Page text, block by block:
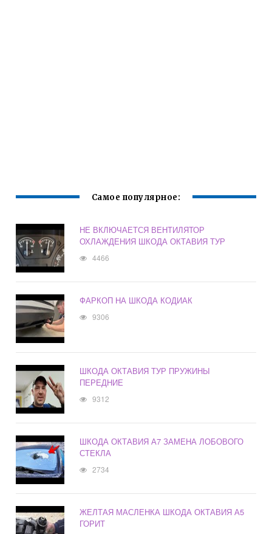
Самое популярное:
НЕ ВКЛЮЧАЕТСЯ ВЕНТИЛЯТОР
ОХЛАЖДЕНИЯ ШКОДА ОКТАВИЯ ТУР
4466
ФАРКОП НА ШКОДА КОДИАК
9306
ШКОДА ОКТАВИЯ ТУР ПРУЖИНЫ
ПЕРЕДНИЕ
9312
ШКОДА ОКТАВИЯ А7 ЗАМЕНА ЛОБОВОГО
СТЕКЛА
2734
ЖЕЛТАЯ МАСЛЕНКА ШКОДА ОКТАВИЯ А5
ГОРИТ